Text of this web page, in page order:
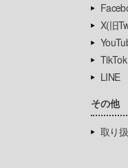
X(旧
TikTok
LINE
その他
取り